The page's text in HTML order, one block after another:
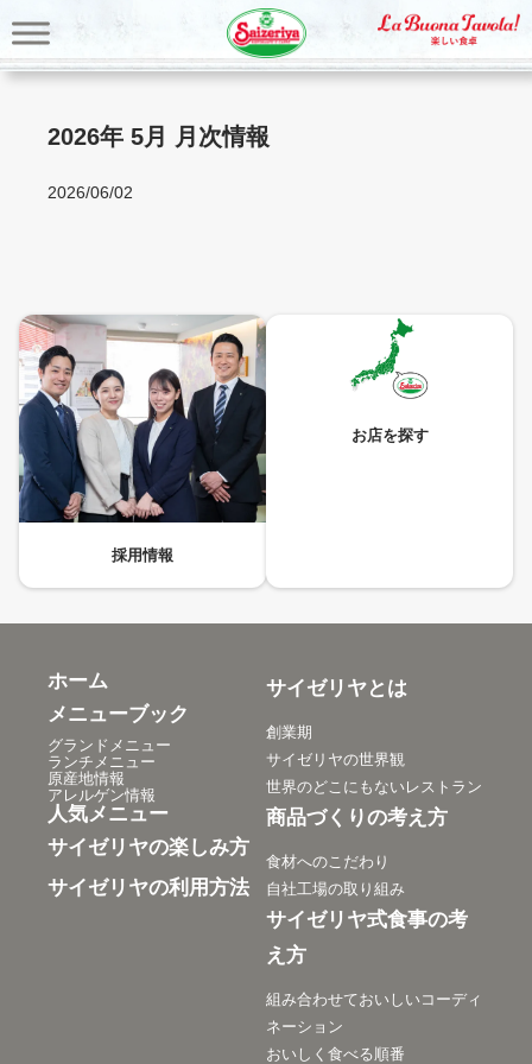
容
を
2026年 5月 月次情報
2026/06/02
採用情報
お店を探す
ホーム
メニューブック
グランドメニュー
ランチメニュー
原産地情報
アレルゲン情報
人気メニュー
サイゼリヤの楽しみ方
サイゼリヤの利用方法
サイゼリヤとは
創業期
サイゼリヤの世界観
世界のどこにもないレストラン
商品づくりの考え方
食材へのこだわり
自社工場の取り組み
サイゼリヤ式食事の考
え方
組み合わせておいしいコーディ
ネーション
おいしく食べる順番